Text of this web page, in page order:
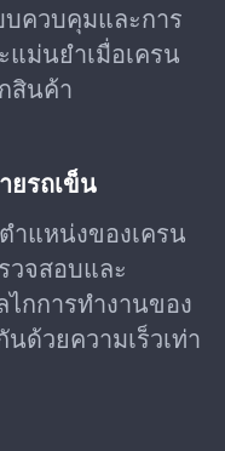
บควบคุมและการ
แม่นยำเมื่อเครน
สินค้า
ยรถเข็น
ำแหน่งของเครน
วจสอบและ
กการทำงานของ
ด้วยความเร็วเท่า